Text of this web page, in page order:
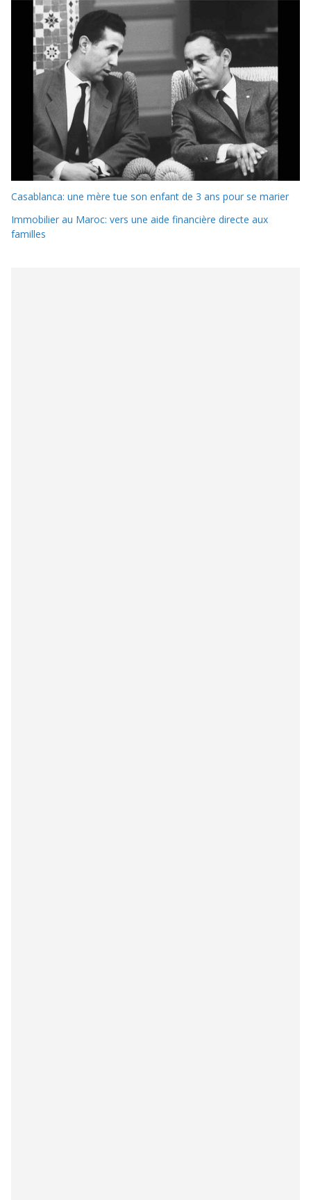
Casablanca: une mère tue son enfant de 3 ans pour se marier
Immobilier au Maroc: vers une aide financière directe aux
familles